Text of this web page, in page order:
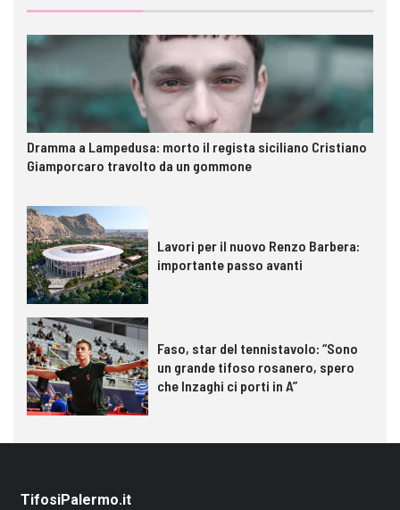
Dramma a Lampedusa: morto il regista siciliano Cristiano
Giamporcaro travolto da un gommone
Lavori per il nuovo Renzo Barbera:
importante passo avanti
Faso, star del tennistavolo: “Sono
un grande tifoso rosanero, spero
che Inzaghi ci porti in A”
TifosiPalermo.it